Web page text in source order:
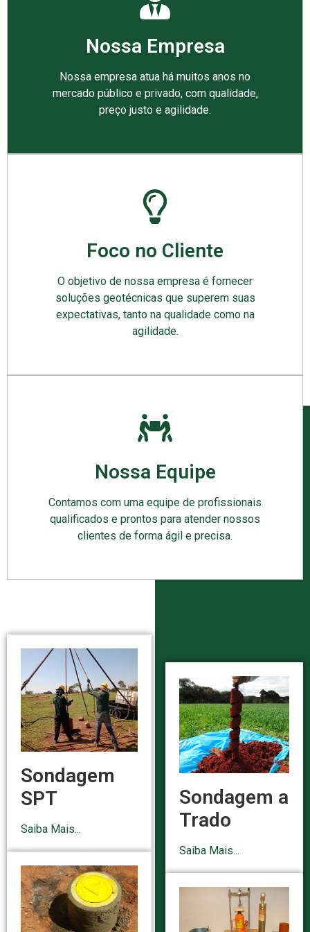
Nossa Empresa
Nossa empresa atua há muitos anos no
mercado público e privado, com qualidade,
preço justo e agilidade.
Foco no Cliente
O objetivo de nossa empresa é fornecer
soluções geotécnicas que superem suas
expectativas, tanto na qualidade como na
agilidade.
Nossa Equipe
Contamos com uma equipe de profissionais
qualificados e prontos para atender nossos
clientes de forma ágil e precisa.
Sondagem
SPT
Saiba Mais...
Sondagem a
Trado
Saiba Mais...